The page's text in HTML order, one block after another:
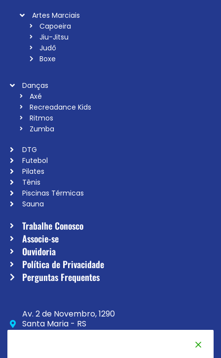
Artes Marciais
Capoeira
Jiu-Jitsu
Judô
Boxe
Danças
Axé
Recreadance Kids
Ritmos
Zumba
DTG
Futebol
Pilates
Tênis
Piscinas Térmicas
Sauna
Trabalhe Conosco
Associe-se
Ouvidoria
Política de Privacidade
Perguntas Frequentes
Av. 2 de Novembro, 1290
Santa Maria - RS
CEP 97020-230